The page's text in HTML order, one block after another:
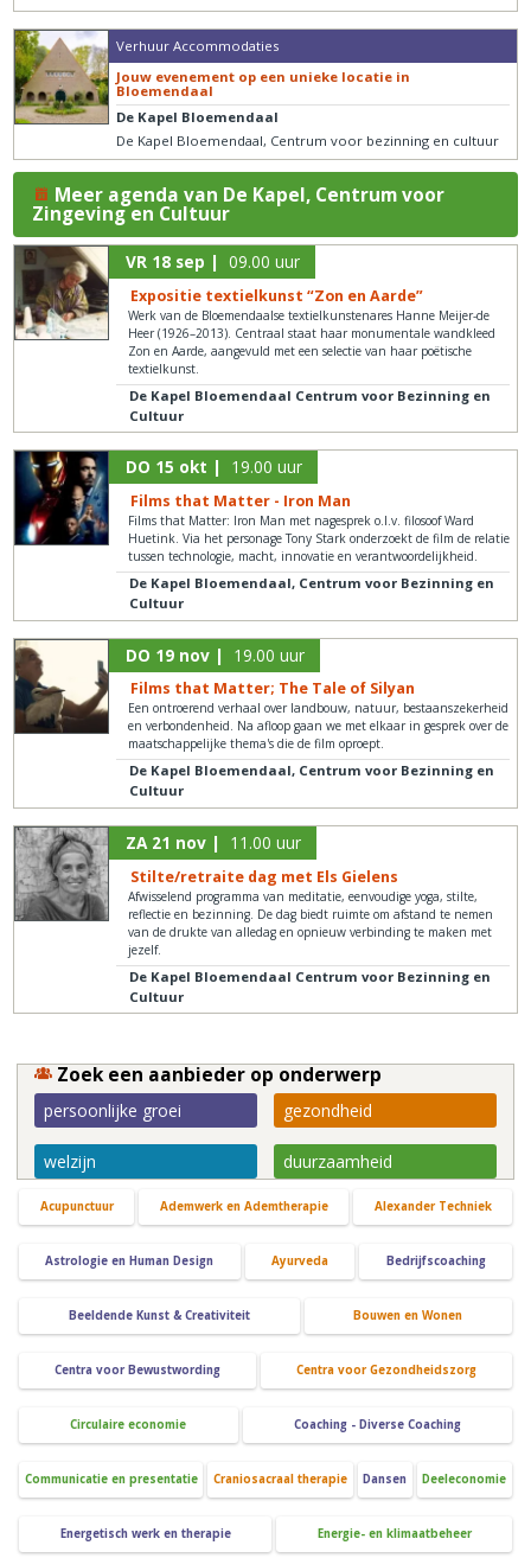
Verhuur Accommodaties
Jouw evenement op een unieke locatie in
Bloemendaal
De Kapel Bloemendaal
De Kapel Bloemendaal, Centrum voor bezinning en cultuur
Meer agenda van De Kapel, Centrum voor
Zingeving en Cultuur
VR 18 sep | 09.00 uur
Expositie textielkunst “Zon en Aarde”
Werk van de Bloemendaalse textielkunstenares Hanne Meijer-de
Heer (1926–2013). Centraal staat haar monumentale wandkleed
Zon en Aarde, aangevuld met een selectie van haar poëtische
textielkunst.
De Kapel Bloemendaal Centrum voor Bezinning en
Cultuur
DO 15 okt | 19.00 uur
Films that Matter - Iron Man
Films that Matter: Iron Man met nagesprek o.l.v. filosoof Ward
Huetink. Via het personage Tony Stark onderzoekt de film de relatie
tussen technologie, macht, innovatie en verantwoordelijkheid.
De Kapel Bloemendaal, Centrum voor Bezinning en
Cultuur
DO 19 nov | 19.00 uur
Films that Matter; The Tale of Silyan
Een ontroerend verhaal over landbouw, natuur, bestaanszekerheid
en verbondenheid. Na afloop gaan we met elkaar in gesprek over de
maatschappelijke thema's die de film oproept.
De Kapel Bloemendaal, Centrum voor Bezinning en
Cultuur
ZA 21 nov | 11.00 uur
Stilte/retraite dag met Els Gielens
Afwisselend programma van meditatie, eenvoudige yoga, stilte,
reflectie en bezinning. De dag biedt ruimte om afstand te nemen
van de drukte van alledag en opnieuw verbinding te maken met
jezelf.
De Kapel Bloemendaal Centrum voor Bezinning en
Cultuur
Zoek een aanbieder op onderwerp
persoonlijke groei gezondheid
welzijn duurzaamheid
Acupunctuur Ademwerk en Ademtherapie Alexander Techniek
Astrologie en Human Design Ayurveda Bedrijfscoaching
Beeldende Kunst & Creativiteit Bouwen en Wonen
Centra voor Bewustwording Centra voor Gezondheidszorg
Circulaire economie Coaching - Diverse Coaching
Communicatie en presentatie Craniosacraal therapie Dansen Deeleconomie
Energetisch werk en therapie Energie- en klimaatbeheer